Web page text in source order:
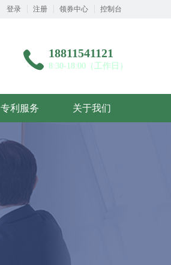
登录 注册 领券中心 控制台
18811541121
8:30-18:00（工作日）
专利服务 关于我们